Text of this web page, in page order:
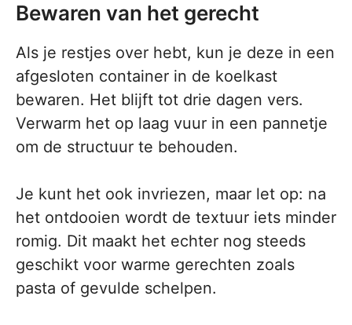
Bewaren van het gerecht
Als je restjes over hebt, kun je deze in een
afgesloten container in de koelkast
bewaren. Het blijft tot drie dagen vers.
Verwarm het op laag vuur in een pannetje
om de structuur te behouden.
Je kunt het ook invriezen, maar let op: na
het ontdooien wordt de textuur iets minder
romig. Dit maakt het echter nog steeds
geschikt voor warme gerechten zoals
pasta of gevulde schelpen.